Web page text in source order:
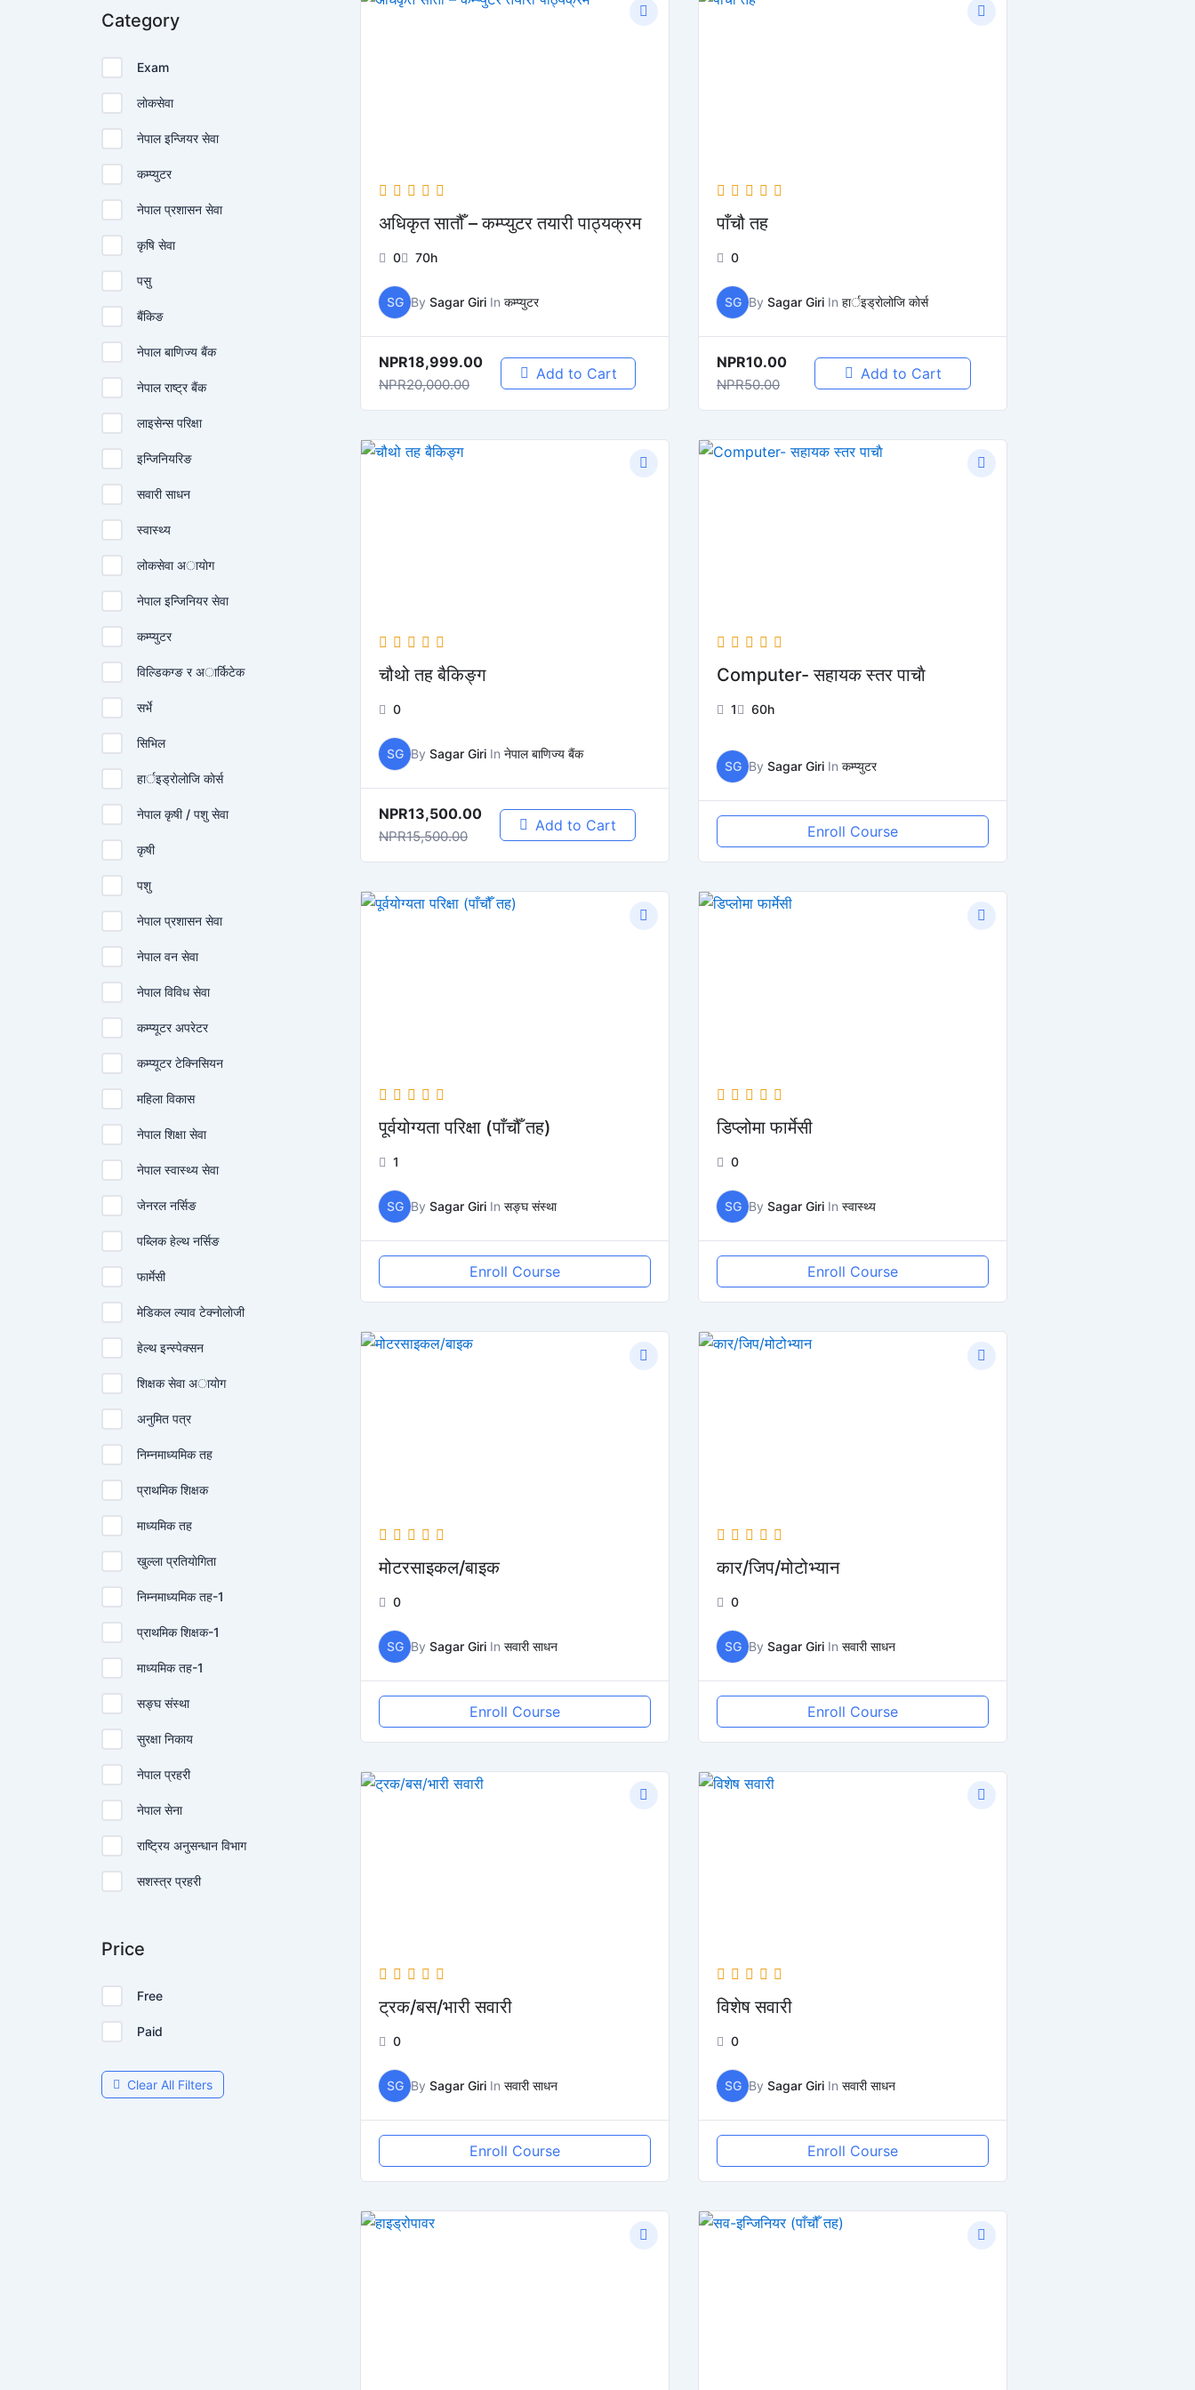
Category
Exam
लाेकसेवा
नेपाल इन्जियर सेवा
कम्प्युटर
नेपाल प्रशासन सेवा
कृषि सेवा
पसु
बैंकिङ
नेपाल बाणिज्य बैंक
नेपाल राष्ट्र बैंक
लाइसेन्स परिक्षा
इन्जिनियरिङ
सवारी साधन
स्वास्थ्य
लोकसेवा अायाेग
नेपाल इन्जिनियर सेवा
कम्प्युटर
विल्डिकग्ङ र अार्किटेक
सर्भे
सिभिल
हार्इड्राेलाेजि काेर्स
नेपाल कृषी / पशु सेवा
कृषी
पशु
नेपाल प्रशासन सेवा
नेपाल वन सेवा
नेपाल विविध सेवा
कम्प्यूटर अपरेटर
कम्प्यूटर टेक्निसियन
महिला विकास
नेपाल शिक्षा सेवा
नेपाल स्वास्थ्य सेवा
जेनरल नर्सिङ
पब्लिक हेल्थ नर्सिङ
फार्मेसी
मेडिकल ल्याव टेक्नाेलाेजी
हेल्थ इन्स्पेक्सन
शिक्षक सेवा अायाेग
अनुमित पत्र
निम्नमाध्यमिक तह
प्राथमिक शिक्षक
माध्यमिक तह
खुल्ला प्रतियाेगिता
निम्नमाध्यमिक तह-1
प्राथमिक शिक्षक-1
माध्यमिक तह-1
सङ्घ संस्था
सुरक्षा निकाय
नेपाल प्रहरी
नेपाल सेना
राष्ट्रिय अनुसन्धान विभाग
सशस्त्र प्रहरी
Price
Free
Paid
Clear All Filters
अधिकृत सातौँ – कम्प्युटर तयारी पाठ्यक्रम
0 70h
SG By Sagar Giri In कम्प्युटर
NPR18,999.00
NPR20,000.00
Add to Cart
पाँचौ तह
0
SG By Sagar Giri In हार्इड्राेलाेजि काेर्स
NPR10.00
NPR50.00
Add to Cart
चौथो तह बैकिङ्ग
0
SG By Sagar Giri In नेपाल बाणिज्य बैंक
NPR13,500.00
NPR15,500.00
Add to Cart
Computer- सहायक स्तर पाचाै
1 60h
SG By Sagar Giri In कम्प्युटर
Enroll Course
पूर्वयोग्यता परिक्षा (पाँचौँ तह)
1
SG By Sagar Giri In सङ्घ संस्था
Enroll Course
डिप्लोमा फार्मेसी
0
SG By Sagar Giri In स्वास्थ्य
Enroll Course
मोटरसाइकल/बाइक
0
SG By Sagar Giri In सवारी साधन
Enroll Course
कार/जिप/मोटोभ्यान
0
SG By Sagar Giri In सवारी साधन
Enroll Course
ट्रक/बस/भारी सवारी
0
SG By Sagar Giri In सवारी साधन
Enroll Course
विशेष सवारी
0
SG By Sagar Giri In सवारी साधन
Enroll Course